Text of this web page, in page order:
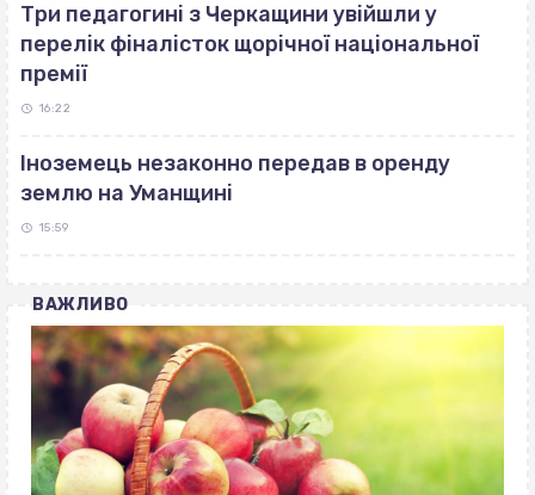
Три педагогині з Черкащини увійшли у
перелік фіналісток щорічної національної
премії
16:22
Іноземець незаконно передав в оренду
землю на Уманщині
15:59
ВАЖЛИВО